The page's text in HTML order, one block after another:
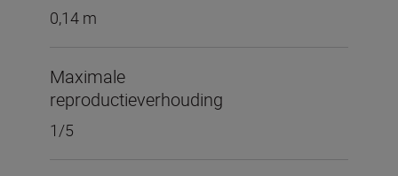
0,14 m
Maximale
reproductieverhouding
1/5